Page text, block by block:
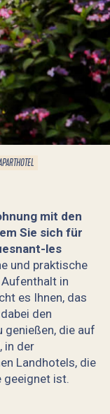
mit den
Sie sich für
les
und praktische
in
es Ihnen, das
den
die auf
in der
Landhotels, die
geeignet ist.